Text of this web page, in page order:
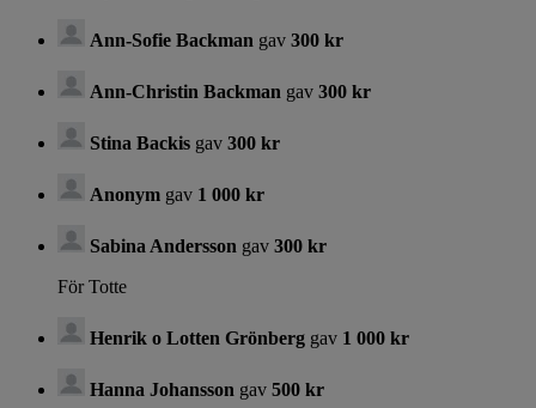
Ann-Sofie Backman gav 300 kr
Ann-Christin Backman gav 300 kr
Stina Backis gav 300 kr
Anonym gav 1 000 kr
Sabina Andersson gav 300 kr
För Totte
Henrik o Lotten Grönberg gav 1 000 kr
Hanna Johansson gav 500 kr